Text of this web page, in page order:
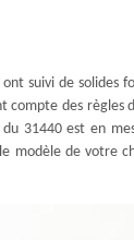
suivi de solides
compte des règles
31440 est en
modèle de votre